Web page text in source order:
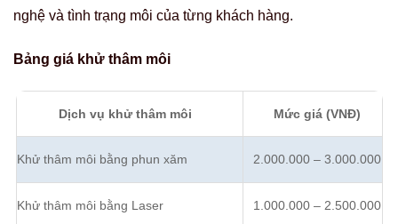
nghệ và tình trạng môi của từng khách hàng.
Bảng giá khử thâm môi
Dịch vụ khử thâm môi Mức giá (VNĐ)
Khử thâm môi bằng phun xăm 2.000.000 – 3.000.000
Khử thâm môi bằng Laser 1.000.000 – 2.500.000